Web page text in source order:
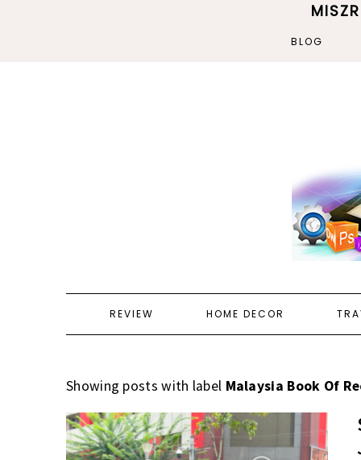
BLOG
REVIEW HOME DECOR
Showing posts with label Malaysia Book Of